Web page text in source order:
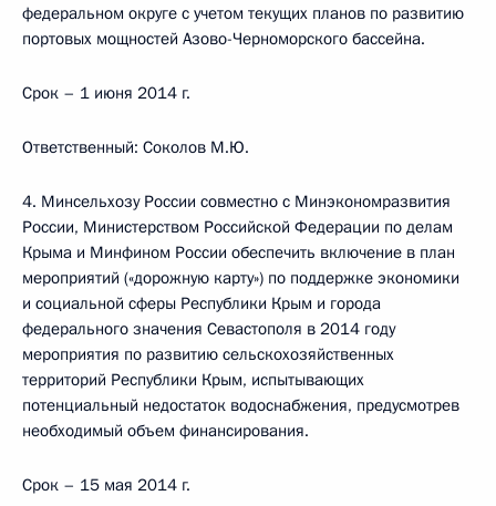
федеральном округе с учетом текущих планов по развитию
портовых мощностей Азово-Черноморского бассейна.
Срок – 1 июня 2014 г.
Ответственный: Соколов М.Ю.
4. Минсельхозу России совместно с Минэкономразвития
России, Министерством Российской Федерации по делам
Крыма и Минфином России обеспечить включение в план
мероприятий («дорожную карту») по поддержке экономики
и социальной сферы Республики Крым и города
федерального значения Севастополя в 2014 году
мероприятия по развитию сельскохозяйственных
территорий Республики Крым, испытывающих
потенциальный недостаток водоснабжения, предусмотрев
необходимый объем финансирования.
Срок – 15 мая 2014 г.